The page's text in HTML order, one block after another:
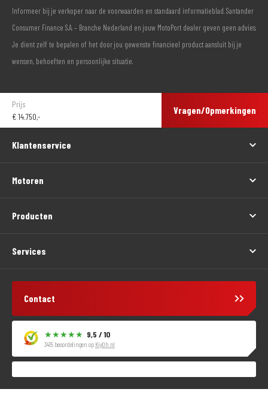
Informeer bij je verkoper naar de voorwaarden en standaard informatieblad. Santander
Consumer Finance S.A. – Branche Nederland en jouw MotoPort dealer geven geen advies.
Je dient zelf te bepalen of het door jou gewenste financieel product aansluit bij je
wensen, behoeften en persoonlijke situatie.
Prijs
€14.750,-
Vragen/Opmerkingen
Klantenservice
Motoren
Producten
Services
Contact
9,5 / 10
3415 beoordelingen op KiyOh.nl